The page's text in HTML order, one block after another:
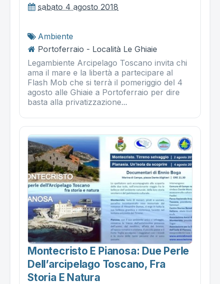
sabato 4 agosto 2018
Ambiente
Portoferraio - Località Le Ghiaie
Legambiente Arcipelago Toscano invita chi
ama il mare e la libertà a partecipare al
Flash Mob che si terrà il pomeriggio del 4
agosto alle Ghiaie a Portoferraio per dire
basta alla privatizzazione...
Montecristo E Pianosa: Due Perle
Dell’arcipelago Toscano, Fra
Storia E Natura